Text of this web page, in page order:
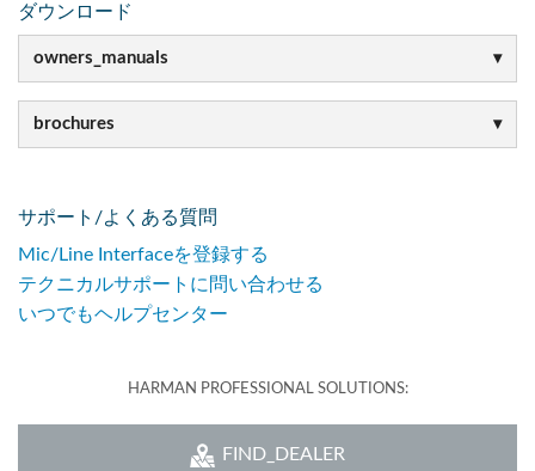
ダウンロード
owners_manuals
brochures
サポート/よくある質問
Mic/Line Interfaceを登録する
テクニカルサポートに問い合わせる
いつでもヘルプセンター
HARMAN PROFESSIONAL SOLUTIONS:
FIND_DEALER